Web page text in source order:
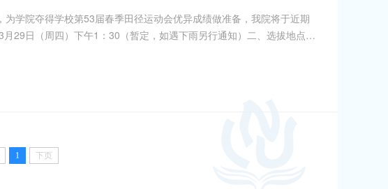
学院夺得学校第53届春季田径运动会优异成绩做准备，我院将于近期
29日（周四）下午1：30（暂定，如遇下雨另行通知）二、选拔地点：
册学生，身体健康，适合该运动项目，均可报名参加选拔。
1 下页